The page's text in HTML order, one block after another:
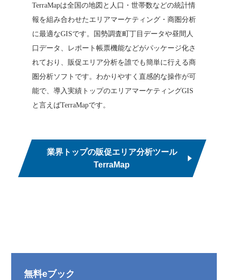
TerraMapは全国の地図と人口・世帯数などの統計情
報を組み合わせたエリアマーケティング・商圏分析
に最適なGISです。国勢調査町丁目データや昼間人
口データ、レポート帳票機能などがパッケージ化さ
れており、販促エリア分析を誰でも簡単に行える商
圏分析ソフトです。わかりやすく直感的な操作が可
能で、導入実績トップのエリアマーケティングGIS
と言えばTerraMapです。
業界トップの販促エリア分析ツール
TerraMap
無料eブック